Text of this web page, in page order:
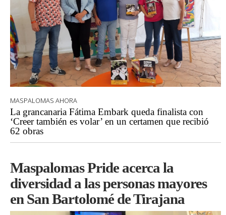
MASPALOMAS AHORA
La grancanaria Fátima Embark queda finalista con
‘Creer también es volar’ en un certamen que recibió
62 obras
Maspalomas Pride acerca la
diversidad a las personas mayores
en San Bartolomé de Tirajana